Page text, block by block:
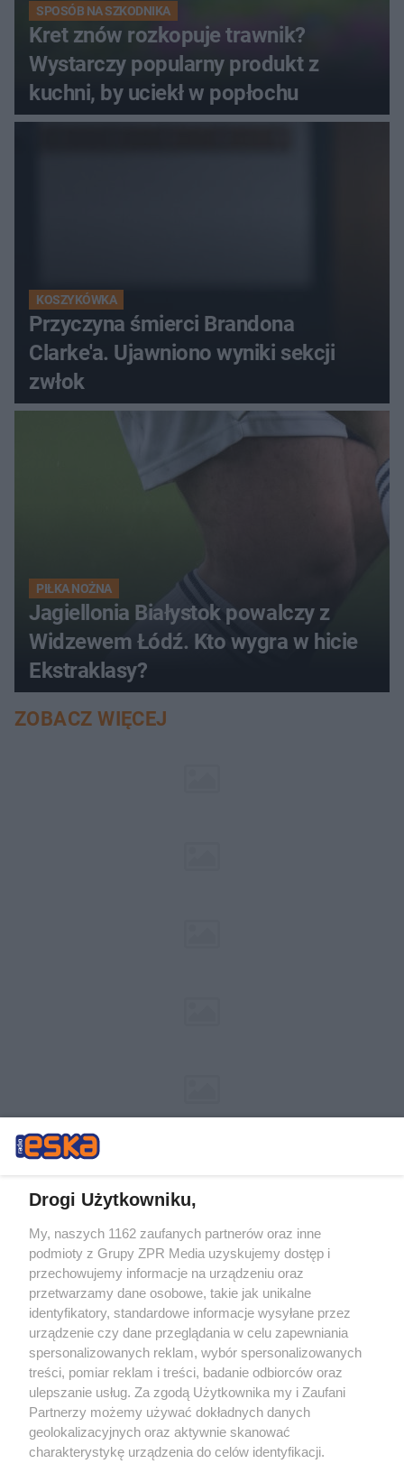
SPOSÓB NA SZKODNIKA
Kret znów rozkopuje trawnik?
Wystarczy popularny produkt z
kuchni, by uciekł w popłochu
KOSZYKÓWKA
Przyczyna śmierci Brandona
Clarke'a. Ujawniono wyniki sekcji
zwłok
PIŁKA NOŻNA
Jagiellonia Białystok powalczy z
Widzewem Łódź. Kto wygra w hicie
Ekstraklasy?
ZOBACZ WIĘCEJ
Żaden utwór zamieszczony w serwisie nie może być powielany i
rozpowszechniany lub dalej rozpowszechniany w jakikolwiek sposób (w
tym także elektroniczny lub mechaniczny) na jakimkolwiek polu
eksploatacji w jakiejkolwiek formie, włącznie z umieszczaniem w
Internecie bez pisemnej zgody właściciela praw. Jakiekolwiek użycie lub
wykorzystanie utworów w całości lub w części z naruszeniem prawa,
tzn. bez właściwej zgody, jest zabronione pod groźbą kary i może być
ścigane prawnie.
Drogi Użytkowniku,
My, naszych 1162 zaufanych partnerów oraz inne
podmioty z Grupy ZPR Media uzyskujemy dostęp i
przechowujemy informacje na urządzeniu oraz
przetwarzamy dane osobowe, takie jak unikalne
identyfikatory, standardowe informacje wysyłane przez
urządzenie czy dane przeglądania w celu zapewniania
spersonalizowanych reklam, wybór spersonalizowanych
treści, pomiar reklam i treści, badanie odbiorców oraz
ulepszanie usług. Za zgodą Użytkownika my i Zaufani
Partnerzy możemy używać dokładnych danych
geolokalizacyjnych oraz aktywnie skanować
charakterystykę urządzenia do celów identyfikacji.